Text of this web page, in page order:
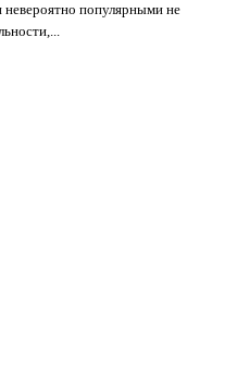
невероятно популярными не